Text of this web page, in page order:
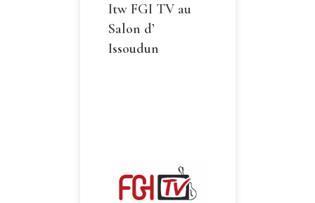
Itw FGI TV au
Salon d’
Issoudun